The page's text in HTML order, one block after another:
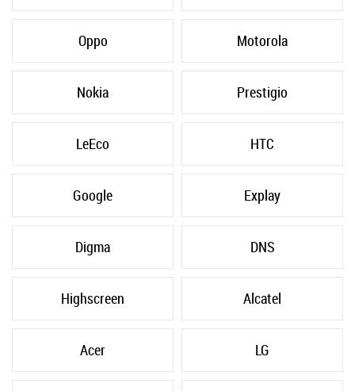
Oppo Motorola
Nokia Prestigio
LeEco HTC
Google Explay
Digma DNS
Highscreen Alcatel
Acer LG